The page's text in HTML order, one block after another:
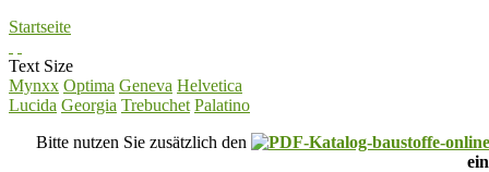
Startseite
Text Size
Mynxx Optima Geneva Helvetica
Lucida Georgia Trebuchet Palatino
Bitte nutzen Sie zusätzlich den